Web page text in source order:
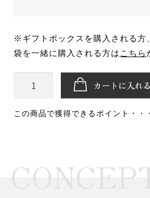
※ギフトボックスを購入される方
袋を一緒に購入される方は こちら
ス
カートに入れる